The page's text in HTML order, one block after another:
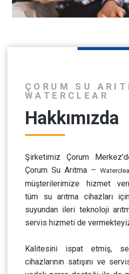
ÇORUM SU
WATERCLEAR
Hakkımızda
Şirketimiz Çorum
Çorum Su Arıtma –
müşterilerimize hizmet
tüm su arıtma cihazları
suyundan ileri teknoloji
servis hizmeti de
Kalitesini ispat etmiş,
cihazlarının satışını ve